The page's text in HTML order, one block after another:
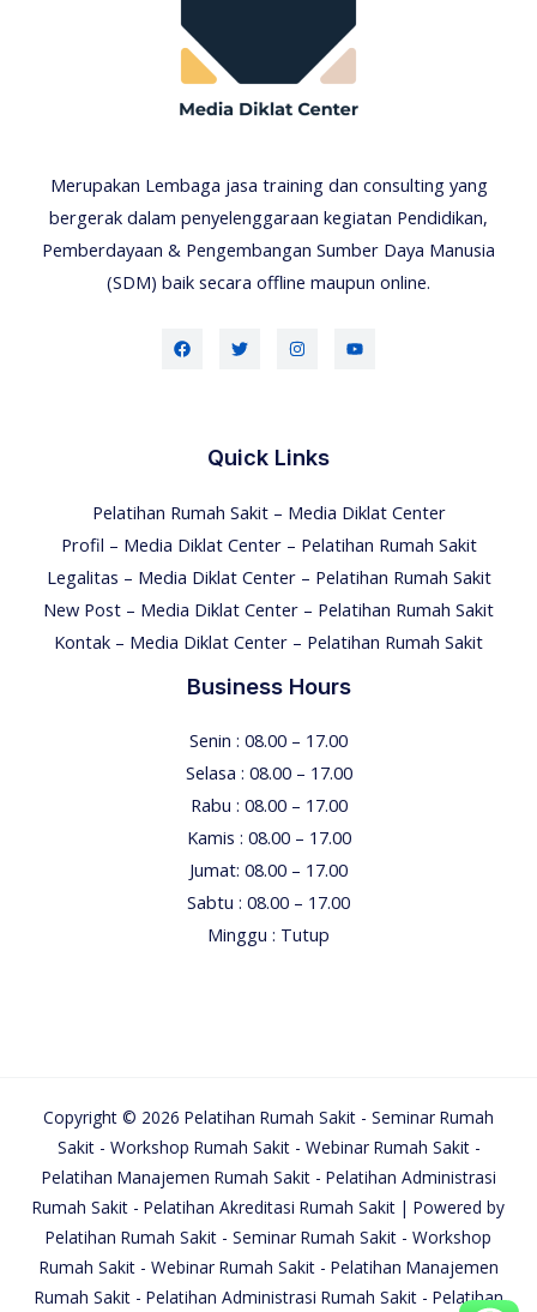
Merupakan Lembaga jasa training dan consulting yang
bergerak dalam penyelenggaraan kegiatan Pendidikan,
Pemberdayaan & Pengembangan Sumber Daya Manusia
(SDM) baik secara offline maupun online.
Quick Links
Pelatihan Rumah Sakit – Media Diklat Center
Profil – Media Diklat Center – Pelatihan Rumah Sakit
Legalitas – Media Diklat Center – Pelatihan Rumah Sakit
New Post – Media Diklat Center – Pelatihan Rumah Sakit
Kontak – Media Diklat Center – Pelatihan Rumah Sakit
Business Hours
Senin : 08.00 – 17.00
Selasa : 08.00 – 17.00
Rabu : 08.00 – 17.00
Kamis : 08.00 – 17.00
Jumat: 08.00 – 17.00
Sabtu : 08.00 – 17.00
Minggu : Tutup
Copyright © 2026 Pelatihan Rumah Sakit - Seminar Rumah
Sakit - Workshop Rumah Sakit - Webinar Rumah Sakit -
Pelatihan Manajemen Rumah Sakit - Pelatihan Administrasi
Rumah Sakit - Pelatihan Akreditasi Rumah Sakit | Powered by
Pelatihan Rumah Sakit - Seminar Rumah Sakit - Workshop
Rumah Sakit - Webinar Rumah Sakit - Pelatihan Manajemen
Rumah Sakit - Pelatihan Administrasi Rumah Sakit - Pelatihan